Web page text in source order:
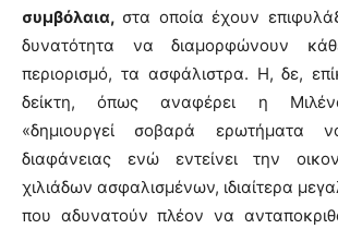
συμβόλαια, στα οποία έχουν
δυνατότητα να διαμορφώνουν
περιορισμό, τα ασφάλιστρα. Η, δε,
δείκτη, όπως αναφέρει η
«δημιουργεί σοβαρά ερωτήματα
διαφάνειας ενώ εντείνει την
χιλιάδων ασφαλισμένων, ιδιαίτερα
που αδυνατούν πλέον να